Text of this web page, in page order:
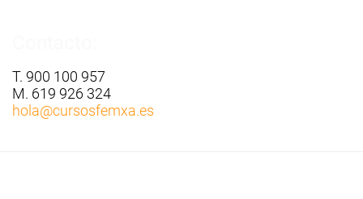
T. 900 100 957
M. 619 926 324
hola@cursosfemxa.es